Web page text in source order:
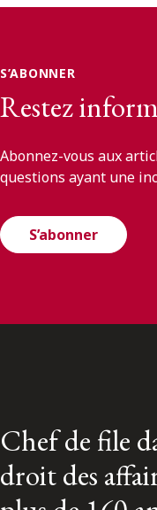
S’ABONNER
Restez
Abonnez-vous aux
questions ayant une
S’abonner
Chef de file
droit des